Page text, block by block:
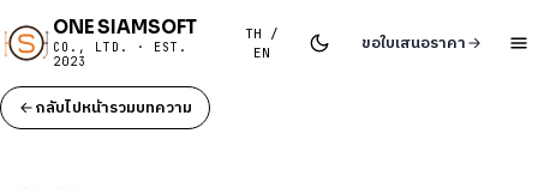
ONE SIAMSOFT
CO., LTD. · EST.
2023
TH /
EN
ขอใบเสนอราคา
กลับไปหน้ารวมบทความ